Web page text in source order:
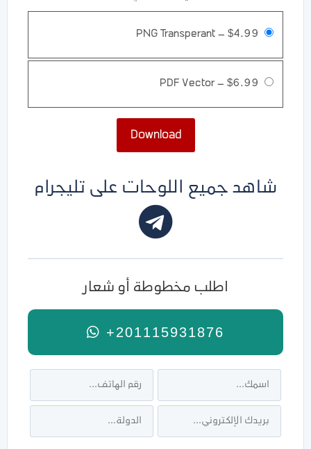
PNG Transperant – $4.99
PDF Vector– $6.99
Download
شاهد جميع اللوحات على تليجرام
اطلب مخطوطة أو شعار
+201115931876